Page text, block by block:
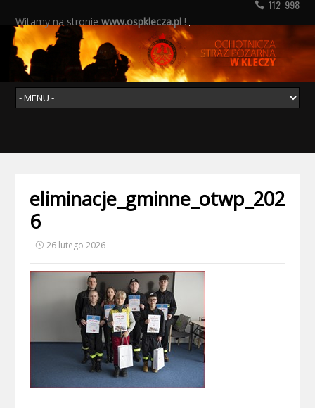
112 998
Witamy na stroniewww.ospklecza.pl!
eliminacje_gminne_otwp_202
6
26 lutego 2026